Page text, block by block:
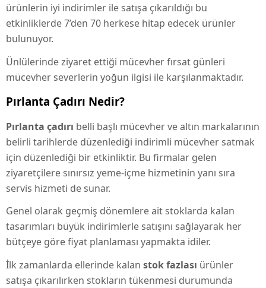
ürünlerin iyi indirimler ile satışa çıkarıldığı bu
etkinliklerde 7’den 70 herkese hitap edecek ürünler
bulunuyor.
Ünlülerinde ziyaret ettiği mücevher fırsat günleri
mücevher severlerin yoğun ilgisi ile karşılanmaktadır.
Pırlanta Çadırı Nedir?
Pırlanta çadırı belli başlı mücevher ve altın markalarının
belirli tarihlerde düzenlediği indirimli mücevher satmak
için düzenlediği bir etkinliktir. Bu firmalar gelen
ziyaretçilere sınırsız yeme-içme hizmetinin yanı sıra
servis hizmeti de sunar.
Genel olarak geçmiş dönemlere ait stoklarda kalan
tasarımları büyük indirimlerle satışını sağlayarak her
bütçeye göre fiyat planlaması yapmakta idiler.
İlk zamanlarda ellerinde kalan stok fazlası ürünler
satışa çıkarılırken stokların tükenmesi durumunda